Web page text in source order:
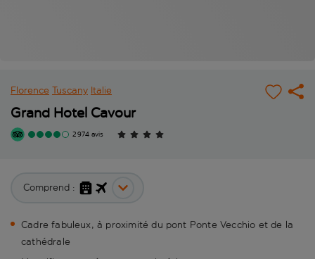
Florence Tuscany Italie
Grand Hotel Cavour
2 974 avis
Comprend :
Cadre fabuleux, à proximité du pont Ponte Vecchio et de la
cathédrale